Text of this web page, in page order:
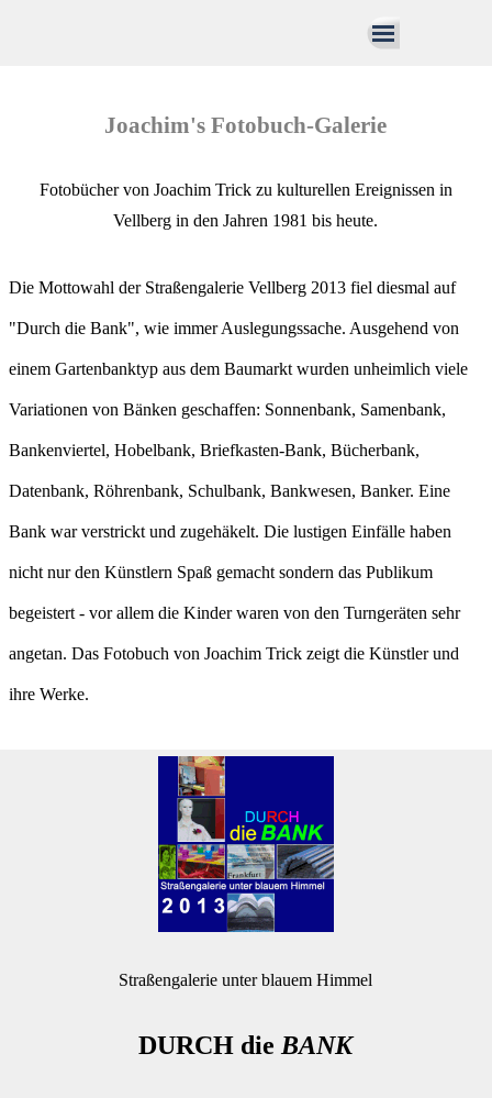
Menü überspringen
Joachim's Fotobuch-Galerie
Fotobücher von Joachim Trick zu kulturellen Ereignissen in
Vellberg in den Jahren 1981 bis heute.
Die Mottowahl der Straßengalerie Vellberg 2013 fiel diesmal auf
"Durch die Bank", wie immer Auslegungssache. Ausgehend von
einem Gartenbanktyp aus dem Baumarkt wurden unheimlich viele
Variationen von Bänken geschaffen: Sonnenbank, Samenbank,
Bankenviertel, Hobelbank, Briefkasten-Bank, Bücherbank,
Datenbank, Röhrenbank, Schulbank, Bankwesen, Banker. Eine
Bank war verstrickt und zugehäkelt. Die lustigen Einfälle haben
nicht nur den Künstlern Spaß gemacht sondern das Publikum
begeistert - vor allem die Kinder waren von den Turngeräten sehr
angetan. Das Fotobuch von Joachim Trick zeigt die Künstler und
ihre Werke.
Straßengalerie unter blauem Himmel
DURCH die BANK